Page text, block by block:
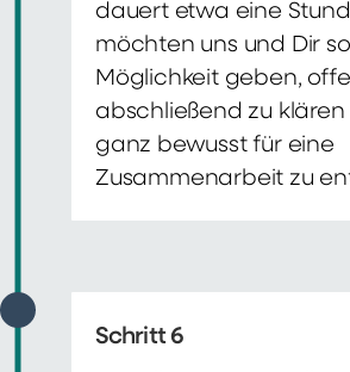
dauert etwa eine
möchten uns und Dir
Möglichkeit geben,
abschließend zu klären
ganz bewusst für eine
Zusammenarbeit zu
Schritt 6